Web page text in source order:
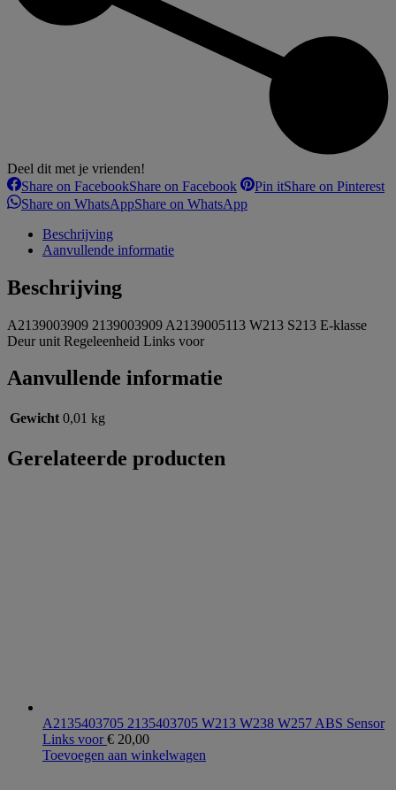
Deel dit met je vrienden!
Share on FacebookShare on Facebook Pin itShare on Pinterest
Share on WhatsAppShare on WhatsApp
Beschrijving
Aanvullende informatie
Beschrijving
A2139003909 2139003909 A2139005113 W213 S213 E-klasse
Deur unit Regeleenheid Links voor
Aanvullende informatie
Gewicht 0,01 kg
Gerelateerde producten
A2135403705 2135403705 W213 W238 W257 ABS Sensor
Links voor€ 20,00
Toevoegen aan winkelwagen